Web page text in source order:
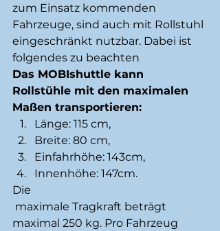
zum Einsatz kommenden
Fahrzeuge, sind auch mit Rollstuhl
eingeschränkt nutzbar. Dabei ist
folgendes zu beachten
Das MOBIshuttle kann
Rollstühle mit den maximalen
Maßen transportieren:
Länge: 115 cm,
Breite: 80 cm,
Einfahrhöhe: 143cm,
Innenhöhe: 147cm.
Die
maximal 250 kg. Pro Fahrzeug